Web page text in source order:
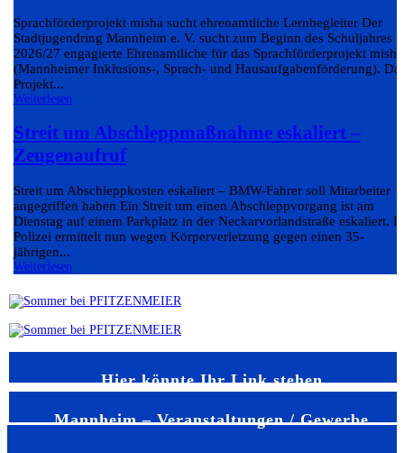
Sprachförderprojekt misha sucht ehrenamtliche Lernbegleiter Der
Stadtjugendring Mannheim e. V. sucht zum Beginn des Schuljahres
2026/27 engagierte Ehrenamtliche für das Sprachförderprojekt misha
(Mannheimer Inklusions-, Sprach- und Hausaufgabenförderung).
Projekt...
Weiterlesen
Streit um Abschleppmaßnahme eskaliert –
Zeugenaufruf
Streit um Abschleppkosten eskaliert – BMW-Fahrer soll Mitarbeiter
angegriffen haben Ein Streit um einen Abschleppvorgang ist am
Dienstag auf einem Parkplatz in der Neckarvorlandstraße eskaliert.
Polizei ermittelt nun wegen Körperverletzung gegen einen 35-
jährigen...
Weiterlesen
Hier könnte Ihr Link stehen
Mannheim – Veranstaltungen / Gewerbe